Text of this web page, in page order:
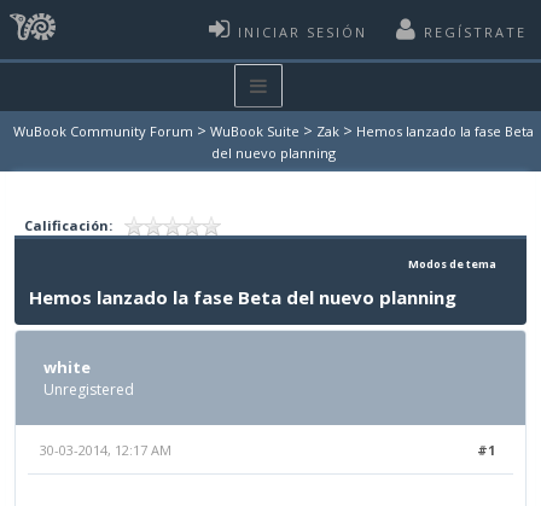
INICIAR SESIÓN REGÍSTRATE
WuBook Community Forum > WuBook Suite > Zak > Hemos lanzado la fase Beta
del nuevo planning
Calificación:
Modos de tema
Hemos lanzado la fase Beta del nuevo planning
white
Unregistered
#1
30-03-2014, 12:17 AM